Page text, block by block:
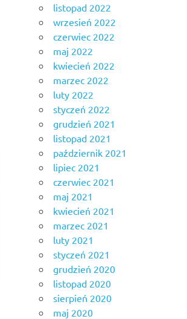
listopad 2022
wrzesień 2022
czerwiec 2022
maj 2022
kwiecień 2022
marzec 2022
luty 2022
styczeń 2022
grudzień 2021
listopad 2021
październik 2021
lipiec 2021
czerwiec 2021
maj 2021
kwiecień 2021
marzec 2021
luty 2021
styczeń 2021
grudzień 2020
listopad 2020
sierpień 2020
maj 2020